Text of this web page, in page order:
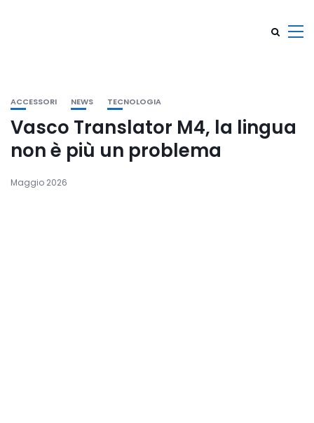
ACCESSORI NEWS TECNOLOGIA
Vasco Translator M4, la lingua
non è più un problema
Maggio 2026